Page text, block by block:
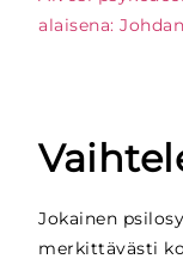
alaisena:
Jokainen
merkittävästi